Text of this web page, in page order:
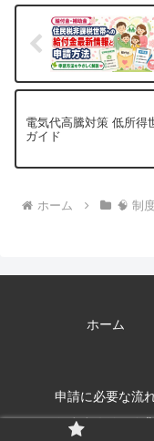
電気代高騰対策 低所得
ガイド
ホーム 🧠 制
ホーム
申請に必要な流
おすすめリンク